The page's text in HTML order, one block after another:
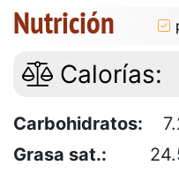
Nutrición
Calorías:
Carbohidratos:
Grasa sat.: